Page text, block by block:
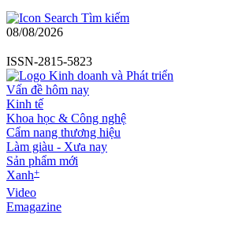
Tìm kiếm
08/08/2026
ISSN-2815-5823
Vấn đề hôm nay
Kinh tế
Khoa học & Công nghệ
Cẩm nang thương hiệu
Làm giàu - Xưa nay
Sản phẩm mới
Xanh+
Video
Emagazine